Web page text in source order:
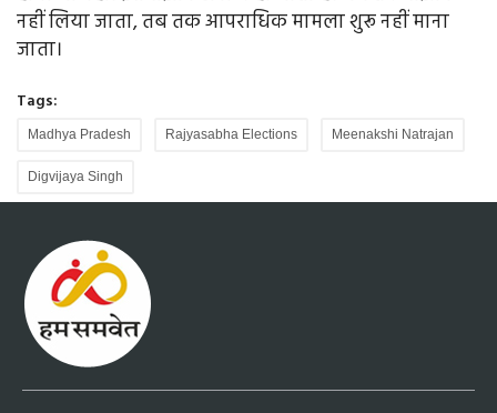
नहीं लिया जाता, तब तक आपराधिक मामला शुरू नहीं माना
जाता।
Tags:
Madhya Pradesh Rajyasabha Elections Meenakshi Natrajan
Digvijaya Singh